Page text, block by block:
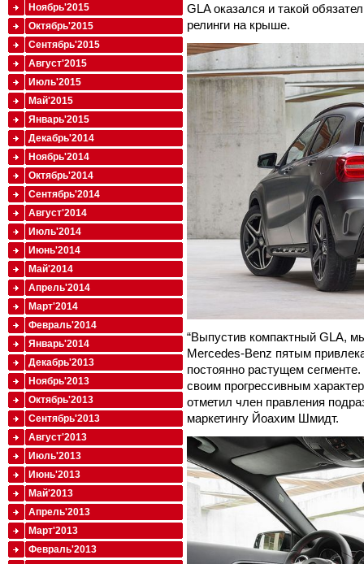
GLA оказался и такой
релинги на крыше.
“Выпустив компактный GLA,
Mercedes-Benz пятым
постоянно растущем
своим прогрессивным
отметил член правления
маркетингу Йоахим Шмидт.
Ноябрь'2015
Октябрь'2015
Сентябрь'2015
Август'2015
Июль'2015
Май'2015
Январь'2015
Декабрь'2014
Ноябрь'2014
Октябрь'2014
Сентябрь'2014
Август'2014
Июль'2014
Июнь'2014
Май'2014
Апрель'2014
Март'2014
Февраль'2014
Январь'2014
Декабрь'2013
Ноябрь'2013
Октябрь'2013
Сентябрь'2013
Август'2013
Июль'2013
Июнь'2013
Май'2013
Апрель'2013
Март'2013
Февраль'2013